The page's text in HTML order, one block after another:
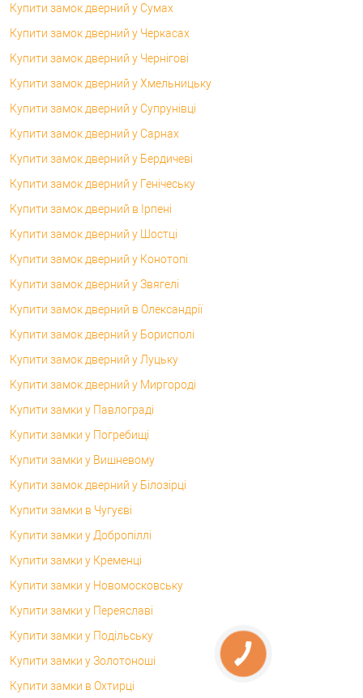
Купити замок дверний у Сумах
Купити замок дверний у Черкасах
Купити замок дверний у Чернігові
Купити замок дверний у Хмельницьку
Купити замок дверний у Супрунівці
Купити замок дверний у Сарнах
Купити замок дверний у Бердичеві
Купити замок дверний у Генічеську
Купити замок дверний в Ірпені
Купити замок дверний у Шостці
Купити замок дверний у Конотопі
Купити замок дверний у Звягелі
Купити замок дверний в Олександрії
Купити замок дверний у Борисполі
Купити замок дверний у Луцьку
Купити замок дверний у Миргороді
Купити замки у Павлограді
Купити замки у Погребищі
Купити замки у Вишневому
Купити замок дверний у Білозірці
Купити замки в Чугуєві
Купити замки у Добропіллі
Купити замки у Кременці
Купити замки у Новомосковську
Купити замки у Переяславі
Купити замки у Подільську
Купити замки у Золотоноші
Купити замки в Охтирці